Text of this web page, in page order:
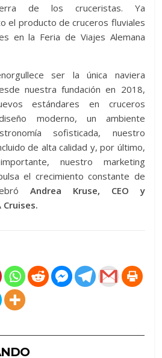
de los cruceristas. Ya
el producto de cruceros fluviales
en la Feria de Viajes Alemana
ser la única naviera
nuestra fundación en 2018,
estándares en cruceros
moderno, un ambiente
sofisticada, nuestro
de alta calidad y, por último,
nuestro marketing
el crecimiento constante de
Andrea Kruse, CEO y